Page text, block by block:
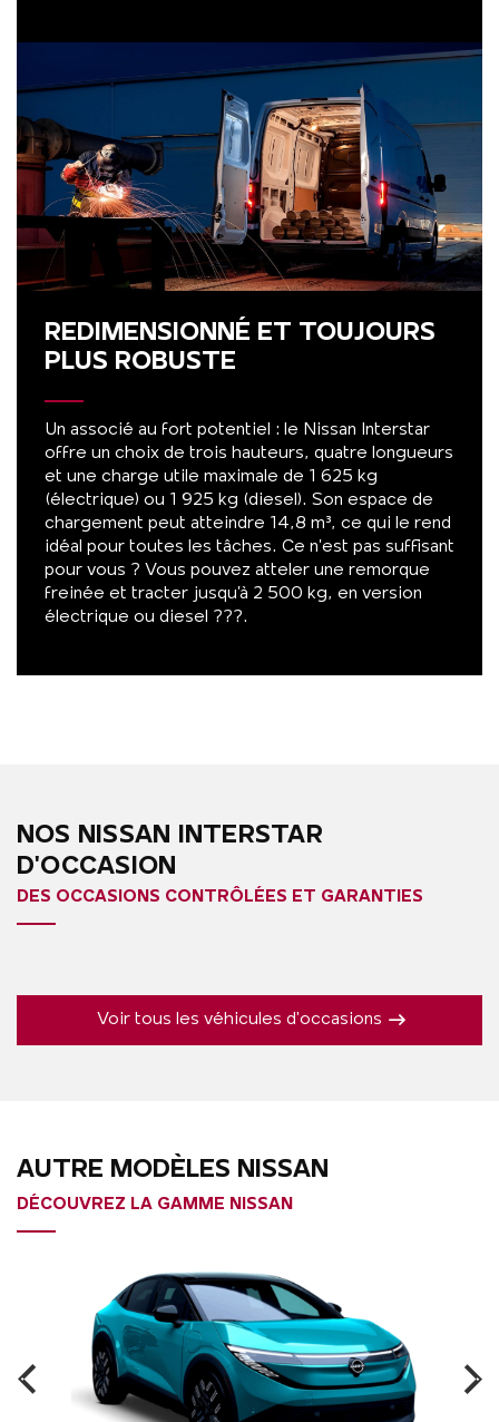
REDIMENSIONNÉ ET TOUJOURS
PLUS ROBUSTE
Un associé au fort potentiel : le Nissan Interstar
offre un choix de trois hauteurs, quatre longueurs
et une charge utile maximale de 1 625 kg
(électrique) ou 1 925 kg (diesel). Son espace de
chargement peut atteindre 14,8 m³, ce qui le rend
idéal pour toutes les tâches. Ce n’est pas suffisant
pour vous ? Vous pouvez atteler une remorque
freinée et tracter jusqu’à 2 500 kg, en version
électrique ou diesel ???.
NOS NISSAN INTERSTAR
D'OCCASION
DES OCCASIONS CONTRÔLÉES ET GARANTIES
Voir tous les véhicules d'occasions
AUTRE MODÈLES NISSAN
DÉCOUVREZ LA GAMME NISSAN